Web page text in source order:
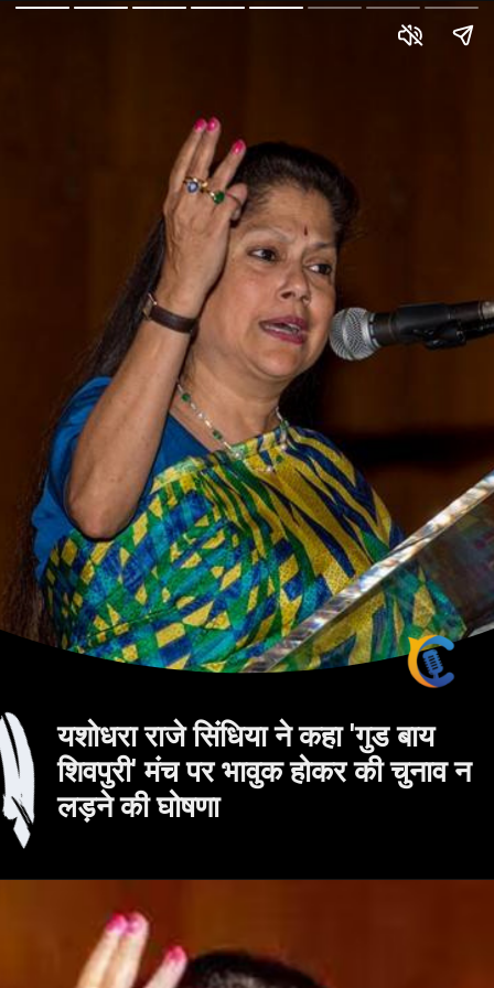
यशोधरा राजे सिंधिया ने कहा 'गुड बाय
शिवपुरी' मंच पर भावुक होकर की चुनाव न
लड़ने की घोषणा